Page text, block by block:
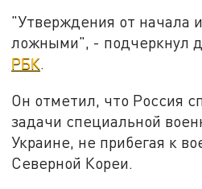
"Утверждения от начала
ложными", - подчеркнул
РБК.
Он отметил, что Россия
задачи специальной
Украине, не прибегая к
Северной Кореи.